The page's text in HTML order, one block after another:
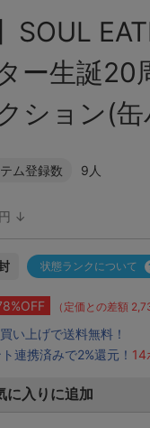
SOUL
ー生誕20
ション(
ム登録数 9人
↓
状態ランクについて
（定価との差額
い上げで送料無料！
連携済みで2%還元！ 14
に入りに追加